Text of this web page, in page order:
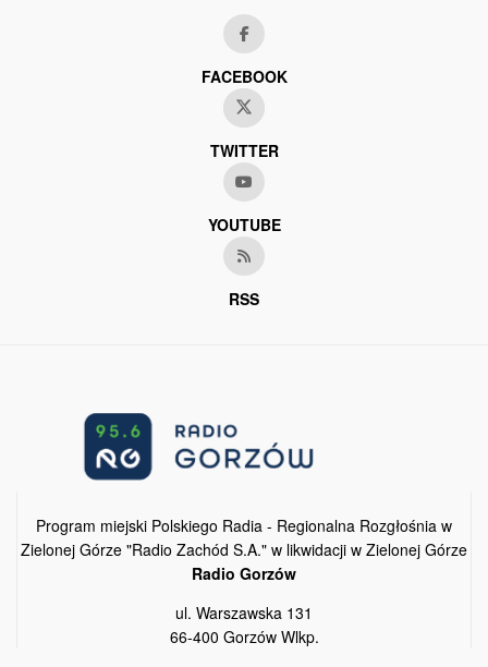
FACEBOOK
TWITTER
YOUTUBE
RSS
Program miejski Polskiego Radia - Regionalna Rozgłośnia w
Zielonej Górze "Radio Zachód S.A." w likwidacji w Zielonej Górze
Radio Gorzów
ul. Warszawska 131
66-400 Gorzów Wlkp.